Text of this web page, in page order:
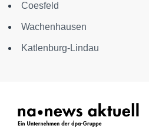
Coesfeld
Wachenhausen
Katlenburg-Lindau